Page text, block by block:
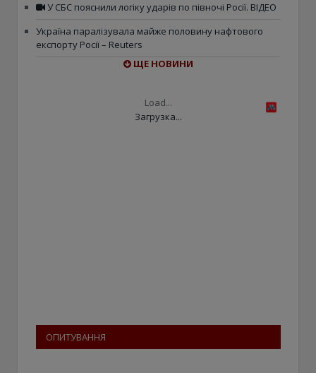
У СБС пояснили логіку ударів по півночі Росії. ВІДЕО
Україна паралізувала майже половину нафтового
експорту Росії – Reuters
ЩЕ НОВИНИ
Load...
Загрузка...
ОПИТУВАННЯ